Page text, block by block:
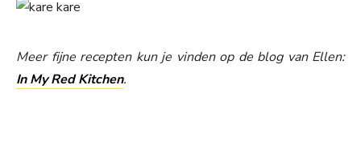
Meer fijne recepten kun je vinden op de blog van Ellen:
In My Red Kitchen.